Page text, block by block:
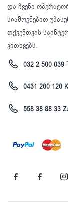
და ჩვენი
სიამოვნებით
თქვენთვის
კითხვებს.
032 2 500 039
0431 200 120
558 38 88 33